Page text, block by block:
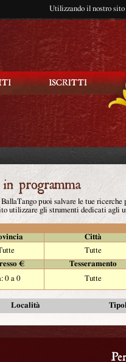
Utilizzando il nostro
puoi salvare le tue
utilizzare gli strumenti dedicati agli
Città
Tutte
€
Tesseramento
0 a 0 Tutte
Località